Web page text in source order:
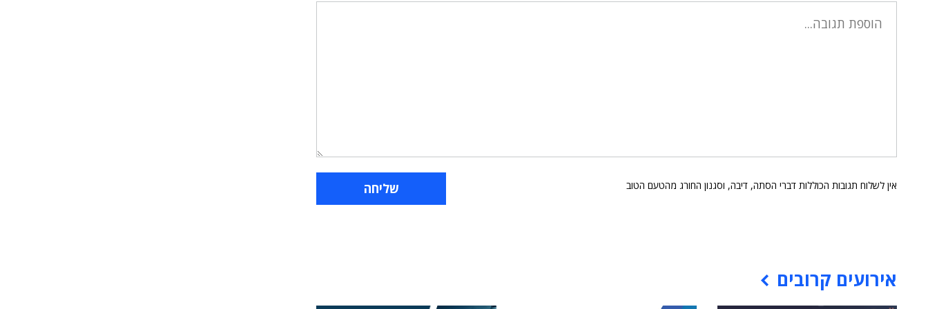
אין לשלוח תגובות הכוללות דברי הסתה, דיבה, וסגנון החורג מהטעם הטוב
אירועים קרובים